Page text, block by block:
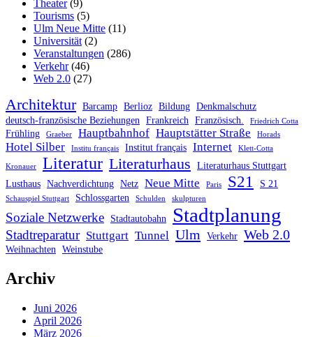
Theater(9)
Tourisms (5)
Ulm Neue Mitte (11)
Universität(2)
Veranstaltungen (286)
Verkehr(46)
Web 2.0 (27)
Architektur Barcamp Berlioz Bildung Denkmalschutz
deutsch-französische Beziehungen Frankreich Französisch. Friedrich Cotta
Frühling Graeber Hauptbahnhof Hauptstätter Straße Horads
Hotel Silber Institu français Institut français Internet Klett-Cotta
Kronauer Literatur Literaturhaus
Literaturhaus Stuttgart
Lusthaus Nachverdichtung Netz Neue Mitte Paris S21 S 21
Schauspiel Stuttgart Schlossgarten Schulden skulpturen
Soziale Netzwerke Stadtautobahn Stadtplanung
Stadtreparatur Stuttgart Tunnel Ulm Verkehr Web 2.0
Weihnachten Weinstube
Archiv
Juni 2026
April 2026
März 2026